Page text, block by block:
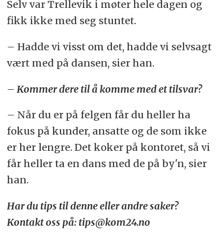
Selv var Trellevik i møter hele dagen og
fikk ikke med seg stuntet.
– Hadde vi visst om det, hadde vi selvsagt
vært med på dansen, sier han.
– Kommer dere til å komme med et tilsvar?
– Når du er på felgen får du heller ha
fokus på kunder, ansatte og de som ikke
er her lengre. Det koker på kontoret, så vi
får heller ta en dans med de på by'n, sier
han.
Har du tips til denne eller andre saker?
Kontakt oss på: tips@kom24.no